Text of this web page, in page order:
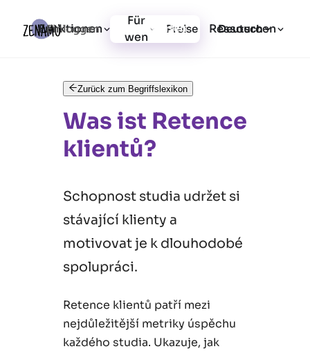
Funktionen
Für
wen
Preise Ressourcen
Einloggen Jetzt starten Deutsch
Zurück zum Begriffslexikon
Was ist Retence
klientů?
Schopnost studia udržet si
stávající klienty a
motivovat je k dlouhodobé
spolupráci.
Retence klientů patří mezi
nejdůležitější metriky úspěchu
každého studia. Ukazuje, jak